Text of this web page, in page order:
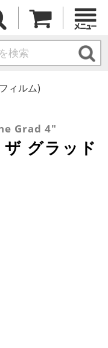
ィルム)
Grad 4"
グラッド